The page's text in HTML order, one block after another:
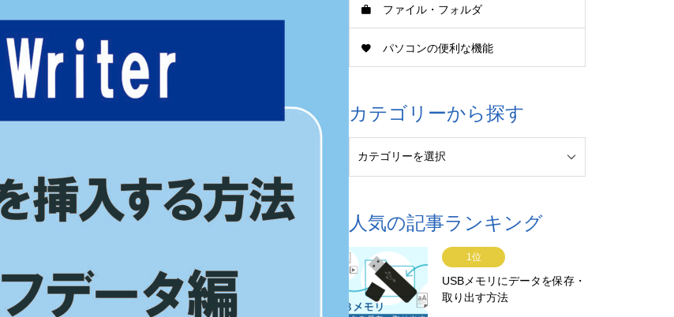
ファイル・フォルダ
パソコンの便利な機能
カテゴリーから探す
人気の記事ランキング
1位
USBメモリにデータを保存・
取り出す方法